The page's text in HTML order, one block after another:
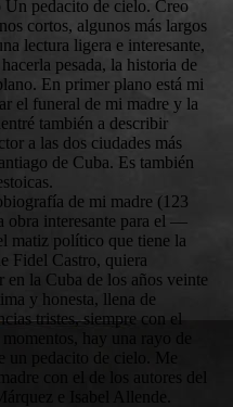
Un pedacito de cielo. Creo
cortos, algunos más largos
lectura ligera e interesante,
pesada, la historia de
En primer plano está mi
el funeral de mi madre y la
también a describir
a las dos ciudades más
de Cuba. Es también
de mi madre (123
obra interesante para el —
matiz político que tiene la
Fidel Castro, quiera
en la Cuba de los años veinte
y honesta, llena de
tristes, siempre con el
hay una rayo de
un pedacito de cielo. Me
con el de los autores del
e Isabel Allende.